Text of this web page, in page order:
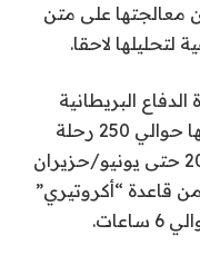
معالجتها على متن
لتحليلها لاحقا.
البريطانية
الذي يكشف النقاب عن تنفيذ طائراتها حوالي 250 رحلة
مراقبة من ديسمبر/كانون الأول 2023 حتى يونيو/حزيران
قاعدة “أكروتيري”